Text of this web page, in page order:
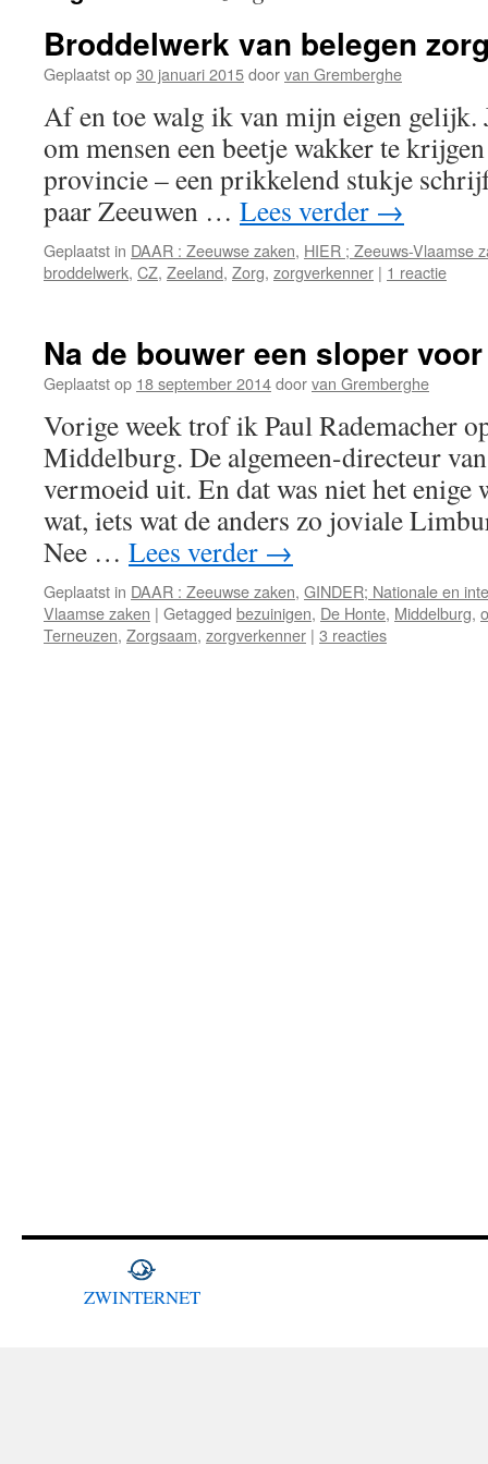
Broddelwerk van belegen
Geplaatst op30 januari 2015doorvan Gremberghe
Af en toe walg ik van mijn eigen gelijk.
om mensen een beetje wakker te
provincie – een prikkelend stukje
paar Zeeuwen … Lees verder →
Geplaatst in DAAR : Zeeuwse zaken, HIER ; Zeeuws-Vlaamse
broddelwerk, CZ, Zeeland, Zorg, zorgverkenner | 1 reactie
Na de bouwer een sloper
Geplaatst op 18 september 2014doorvan Gremberghe
Vorige week trof ik Paul Rademacher
Middelburg. De algemeen-directeur
vermoeid uit. En dat was niet het
wat, iets wat de anders zo joviale
Nee … Lees verder →
Geplaatst in DAAR : Zeeuwse zaken, GINDER; Nationale en
Vlaamse zaken | Getagged bezuinigen, De Honte, Middelburg,
Terneuzen, Zorgsaam, zorgverkenner | 3 reacties
ZWINTERNET